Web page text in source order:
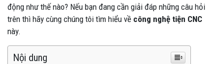
động như thế nào? Nếu bạn đang cần giải đáp những câu hỏi
trên thì hãy cùng chúng tôi tìm hiểu về công nghệ tiện CNC
này.
Nội dung